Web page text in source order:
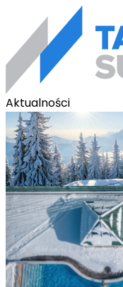
Aktualności